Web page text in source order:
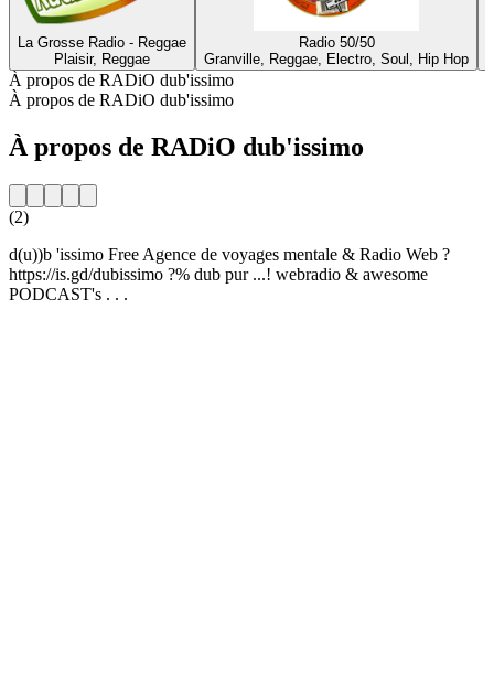
La Grosse Radio - Reggae
Plaisir, Reggae
Radio 50/50
Granville, Reggae, Electro, Soul, Hip Hop
À propos de RADiO dub'issimo
À propos de RADiO dub'issimo
À propos de RADiO dub'issimo
(2)
d(u))b 'issimo Free Agence de voyages mentale & Radio Web ?
https://is.gd/dubissimo ?% dub pur ...! webradio & awesome
PODCAST's . . .